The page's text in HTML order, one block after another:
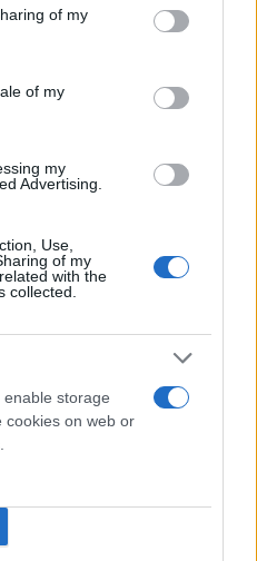
behaviour. You may click to
and its third-party tags to
purposes in below Google
of my
of my
my
Advertising.
Use,
of my
with the
collected.
storage
cookies on web or
Αφγανός για να
στις Αρχές - Δείτε
του ανακριτή,
38χρονη και αποδίδοντας τις